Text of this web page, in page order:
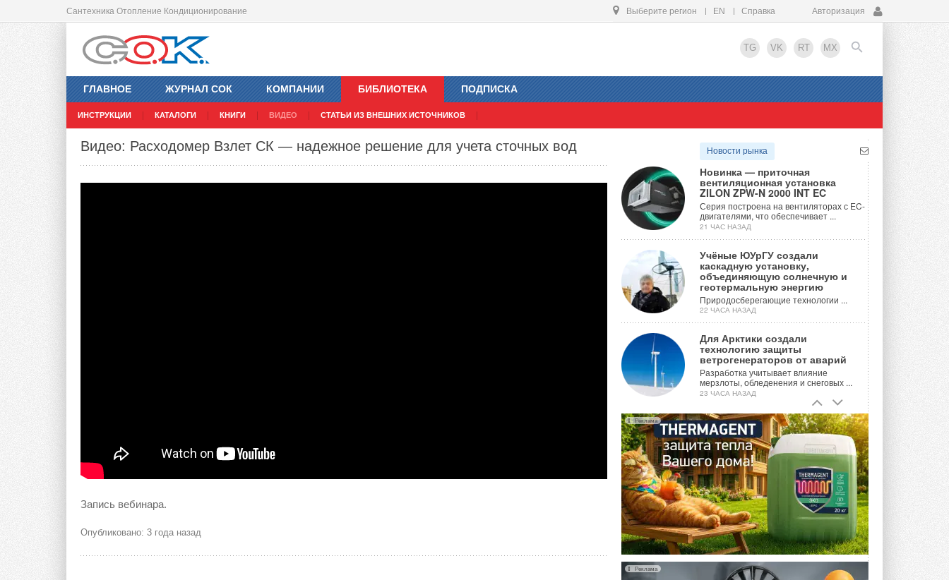
Сантехника Отопление Кондиционирование Выберите регион EN Справка Авторизация
TG VK RT MX
ГЛАВНОЕ ЖУРНАЛ СОК КОМПАНИИ БИБЛИОТЕКА
ИНСТРУКЦИИ КАТАЛОГИ КНИГИ ВИДЕО СТАТЬИ ИЗ ВНЕШНИХ ИСТОЧНИКОВ
ПОДПИСКА
EN
Видео: Расходомер Взлет СК — надежное решение для учета сточных вод
Запись вебинара.
Опубликовано: 3 года назад
Новости рынка
Новинка — приточная
вентиляционная установка
ZILON ZPW-N 2000 INT EC
Серия построена на вентиляторах с EC-
двигателями, что обеспечивает ...
21 ЧАС НАЗАД
Учёные ЮУрГУ создали
каскадную установку,
объединяющую солнечную и
геотермальную энергию
Природосберегающие технологии ...
22 ЧАСА НАЗАД
Для Арктики создали
технологию защиты
ветрогенераторов от аварий
Разработка учитывает влияние
мерзлоты, обледенения и снеговых ...
23 ЧАСА НАЗАД
Гибридный тепловой насос PV/T
с одним общим испарителем
Исследователи предложили
конструкцию двухисточникового ...
ВЧЕРА
21-й ежегодный форум
«ЦОД-2026»
Мероприятие пройдет 2-3 сентября в
отеле Radisson Slavyanskaya. Форум
посетит более двух тысяч участников ...
ВЧЕРА
Реклама
Реклама